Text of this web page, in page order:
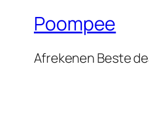
Poompee
Afrekenen Beste